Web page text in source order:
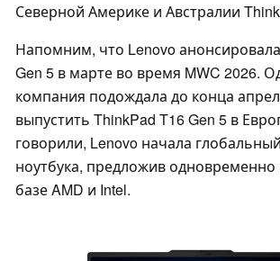
Северной Америке и Австралии
Напомним, что Lenovo
Gen 5 в марте во время MWC 2026.
компания подождала до конца
выпустить ThinkPad T16 Gen 5 в
говорили, Lenovo начала
ноутбука, предложив
базе AMD и Intel.